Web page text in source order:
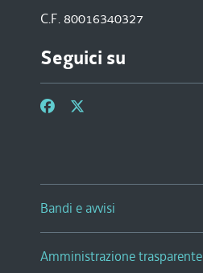
C.F. 80016340327
Seguici su
Bandi e avvisi
Amministrazione trasparente